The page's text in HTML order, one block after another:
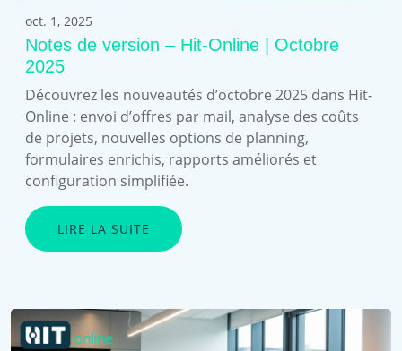
oct. 1, 2025
Notes de version – Hit-Online | Octobre
2025
Découvrez les nouveautés d’octobre 2025 dans Hit-
Online : envoi d’offres par mail, analyse des coûts
de projets, nouvelles options de planning,
formulaires enrichis, rapports améliorés et
configuration simplifiée.
LIRE LA SUITE